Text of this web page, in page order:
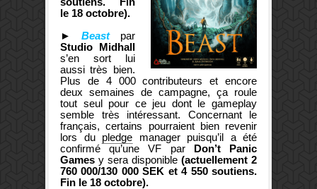
le 18 octobre).
►
Beastpar
Studio Midhall
s’en sort lui
aussi très bien.
Plus de 4 000 contributeurs et encore
deux semaines de campagne, ça roule
tout seul pour ce jeu dont le gameplay
semble très intéressant. Concernant le
français, certains pourraient bien revenir
lors du pledge manager puisqu’il a été
confirmé qu’une VF par Don’t Panic
Games y sera disponible (actuellement 2
760 000/130 000 SEK et 4 550 soutiens.
Fin le 18 octobre).